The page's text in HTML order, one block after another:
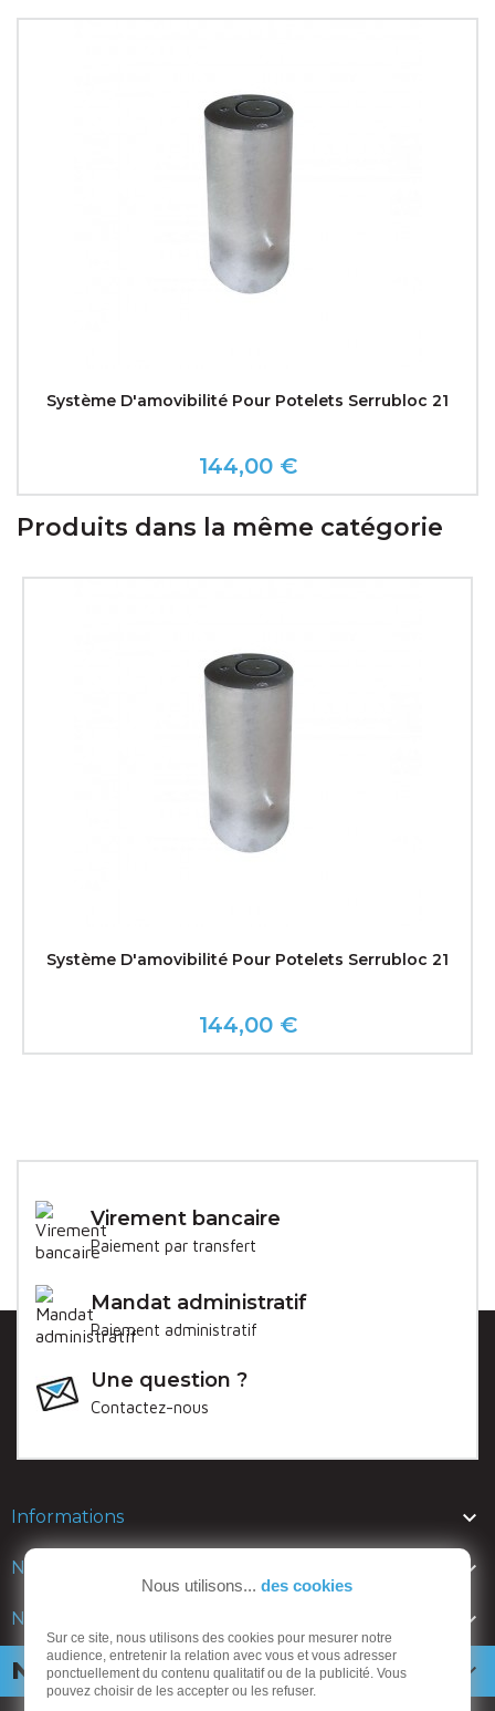
Système D'amovibilité Pour Potelets Serrubloc 21
Prix
144,00 €
Produits dans la même catégorie
Système D'amovibilité Pour Potelets Serrubloc 21
Prix
144,00 €
Virement bancaire
Paiement par transfert
Mandat administratif
Paiement administratif
Une question ?
Contactez-nous
Informations 
Nos lignes 
Nos catalogues 
Newsletter 
Nous utilisons... des cookies
Sur ce site, nous utilisons des cookies pour mesurer notre
audience, entretenir la relation avec vous et vous adresser
ponctuellement du contenu qualitatif ou de la publicité. Vous
pouvez choisir de les accepter ou les refuser.